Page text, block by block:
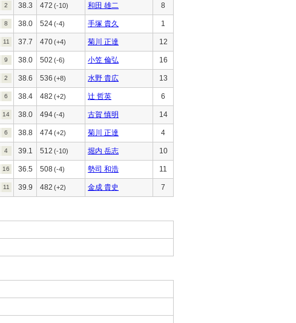
2 38.3 472 (-10) 和田 雄二 8
8 38.0 524(-4) 手塚 貴久 1
11 37.7 470(+4) 菊川 正達 12
9 38.0 502 (-6) 小笠 倫弘 16
2 38.6 536 (+8) 水野 貴広 13
6 38.4 482 (+2) 辻 哲英 6
14 38.0 494(-4) 古賀 慎明 14
6 38.8 474(+2) 菊川 正達 4
4 39.1 512 (-10) 堀内 岳志 10
16 36.5 508(-4) 勢司 和浩 11
11 39.9 482 (+2) 金成 貴史 7